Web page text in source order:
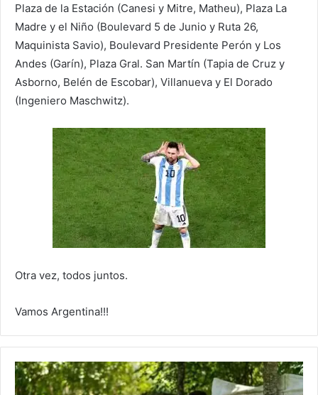
Plaza de la Estación (Canesi y Mitre, Matheu), Plaza La
Madre y el Niño (Boulevard 5 de Junio y Ruta 26,
Maquinista Savio), Boulevard Presidente Perón y Los
Andes (Garín), Plaza Gral. San Martín (Tapia de Cruz y
Asborno, Belén de Escobar), Villanueva y El Dorado
(Ingeniero Maschwitz).
Otra vez, todos juntos.
Vamos Argentina!!!